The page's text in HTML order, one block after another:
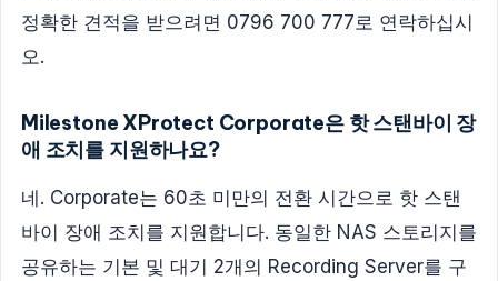
정확한 견적을 받으려면 0796 700 777로 연락하십시
오.
Milestone XProtect Corporate은 핫 스탠바이 장
애 조치를 지원하나요?
네. Corporate는 60초 미만의 전환 시간으로 핫 스탠
바이 장애 조치를 지원합니다. 동일한 NAS 스토리지를
공유하는 기본 및 대기 2개의 Recording Server를 구